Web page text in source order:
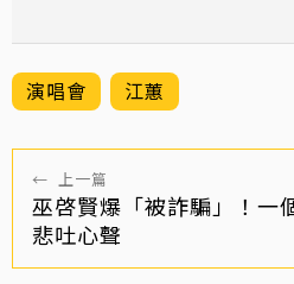
演唱會 江蕙
← 上一篇
巫啓賢爆「被詐騙」！一
悲吐心聲